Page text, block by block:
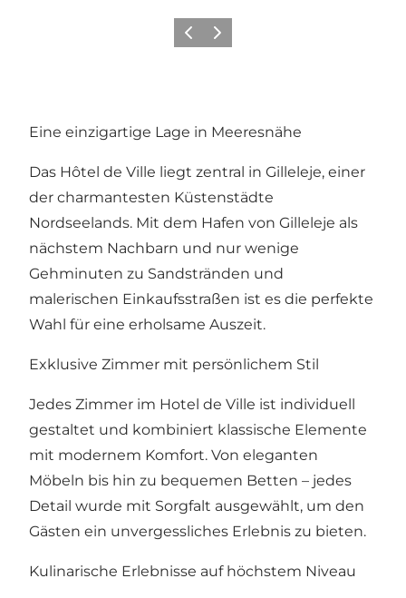
ZurückWeiter
Eine einzigartige Lage in Meeresnähe
Das Hôtel de Ville liegt zentral in Gilleleje, einer
der charmantesten Küstenstädte
Nordseelands. Mit dem Hafen von Gilleleje als
nächstem Nachbarn und nur wenige
Gehminuten zu Sandstränden und
malerischen Einkaufsstraßen ist es die perfekte
Wahl für eine erholsame Auszeit.
Exklusive Zimmer mit persönlichem Stil
Jedes Zimmer im Hotel de Ville ist individuell
gestaltet und kombiniert klassische Elemente
mit modernem Komfort. Von eleganten
Möbeln bis hin zu bequemen Betten – jedes
Detail wurde mit Sorgfalt ausgewählt, um den
Gästen ein unvergessliches Erlebnis zu bieten.
Kulinarische Erlebnisse auf höchstem Niveau